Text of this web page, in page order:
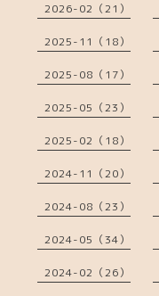
2026-02（21）
2025-11（18）
2025-08（17）
2025-05（23）
2025-02（18）
2024-11（20）
2024-08（23）
2024-05（34）
2024-02（26）